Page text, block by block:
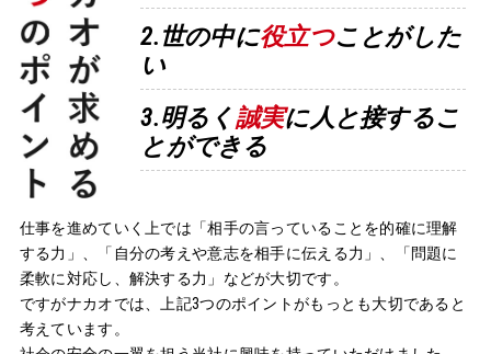
2.世の中に役立つことがした
い
3.明るく誠実に人と接するこ
とができる
仕事を進めていく上では「相手の言っていることを的確に理解
する力」、「自分の考えや意志を相手に伝える力」、「問題に
柔軟に対応し、解決する力」などが大切です。
ですがナカオでは、上記3つのポイントがもっとも大切であると
考えています。